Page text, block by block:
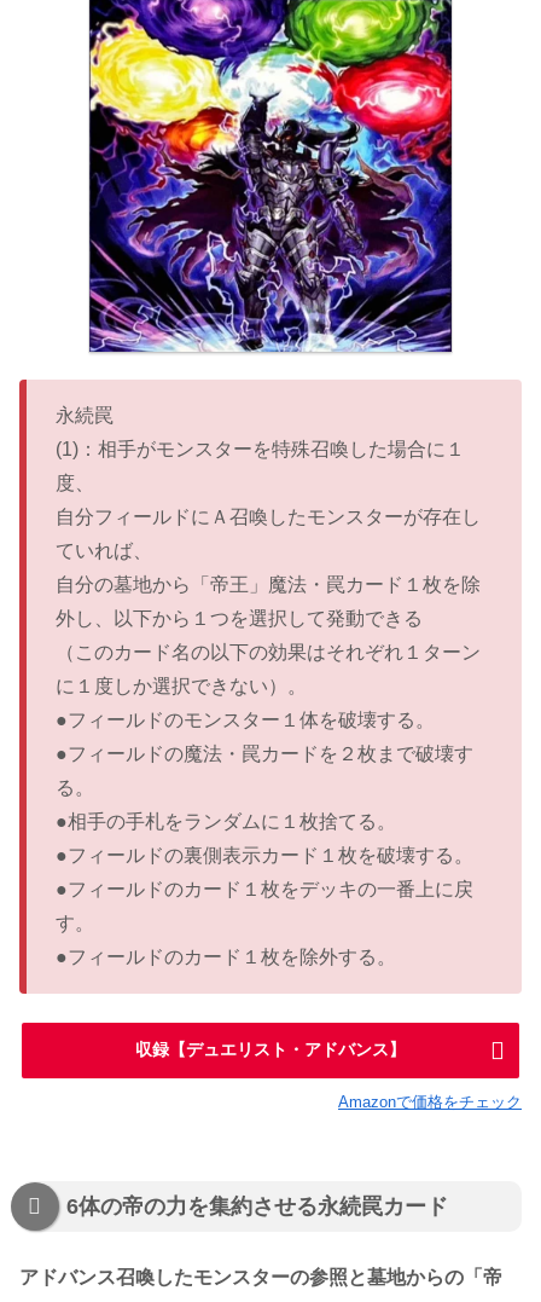
永続罠
(1)：相手がモンスターを特殊召喚した場合に１
度、
自分フィールドにＡ召喚したモンスターが存在し
ていれば、
自分の墓地から「帝王」魔法・罠カード１枚を除
外し、以下から１つを選択して発動できる
（このカード名の以下の効果はそれぞれ１ターン
に１度しか選択できない）。
●フィールドのモンスター１体を破壊する。
●フィールドの魔法・罠カードを２枚まで破壊す
る。
●相手の手札をランダムに１枚捨てる。
●フィールドの裏側表示カード１枚を破壊する。
●フィールドのカード１枚をデッキの一番上に戻
す。
●フィールドのカード１枚を除外する。
収録【デュエリスト・アドバンス】
Amazonで価格をチェック
6体の帝の力を集約させる永続罠カード
アドバンス召喚したモンスターの参照と墓地からの「帝